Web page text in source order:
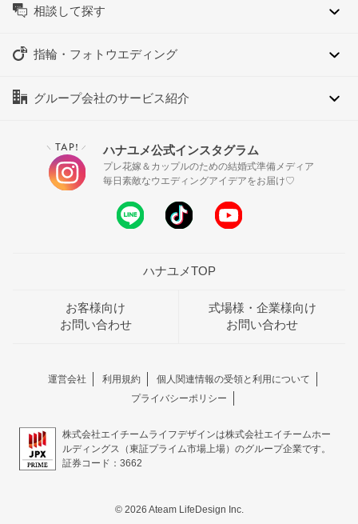
相談して探す
指輪・フォトウエディング
グループ会社のサービス紹介
＼ TAP! ／ ハナユメ公式インスタグラム
プレ花嫁＆カップルのための結婚式準備メディア
毎日素敵なウエディングアイデアをお届け♡
ハナユメTOP
お客様向け
お問い合わせ
式場様・企業様向け
お問い合わせ
運営会社 利用規約
個人関連情報の受領と利用について
プライバシーポリシー
株式会社エイチームライフデザインは株式会社エイチームホー
ルディングス（東証プライム市場上場）のグループ企業です。
証券コード：3662
© 2026 Ateam LifeDesign Inc.